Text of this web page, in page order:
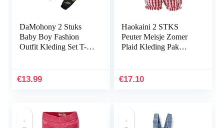
DaMohony 2 Stuks
Baby Boy Fashion
Outfit Kleding Set T-
€13.99
Haokaini 2 STKS
Peuter Meisje Zomer
Plaid Kleding Pak
€17.10